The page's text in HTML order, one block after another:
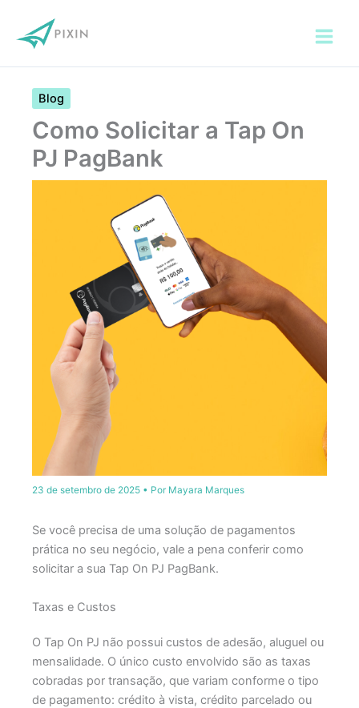
para
Blog
Como Solicitar a Tap On
PJ PagBank
23 de setembro de 2025 • Por Mayara Marques
Se você precisa de uma solução de pagamentos
prática no seu negócio, vale a pena conferir como
solicitar a sua Tap On PJ PagBank.
Taxas e Custos
O Tap On PJ não possui custos de adesão, aluguel ou
mensalidade. O único custo envolvido são as taxas
cobradas por transação, que variam conforme o tipo
de pagamento: crédito à vista, crédito parcelado ou